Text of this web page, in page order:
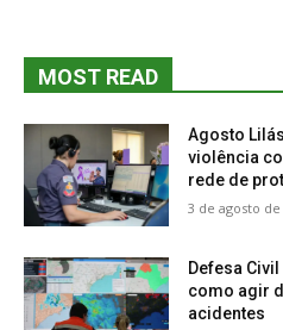
MOST READ
Agosto
violência
rede de
3 de agosto de
Defesa
como agir
acidentes